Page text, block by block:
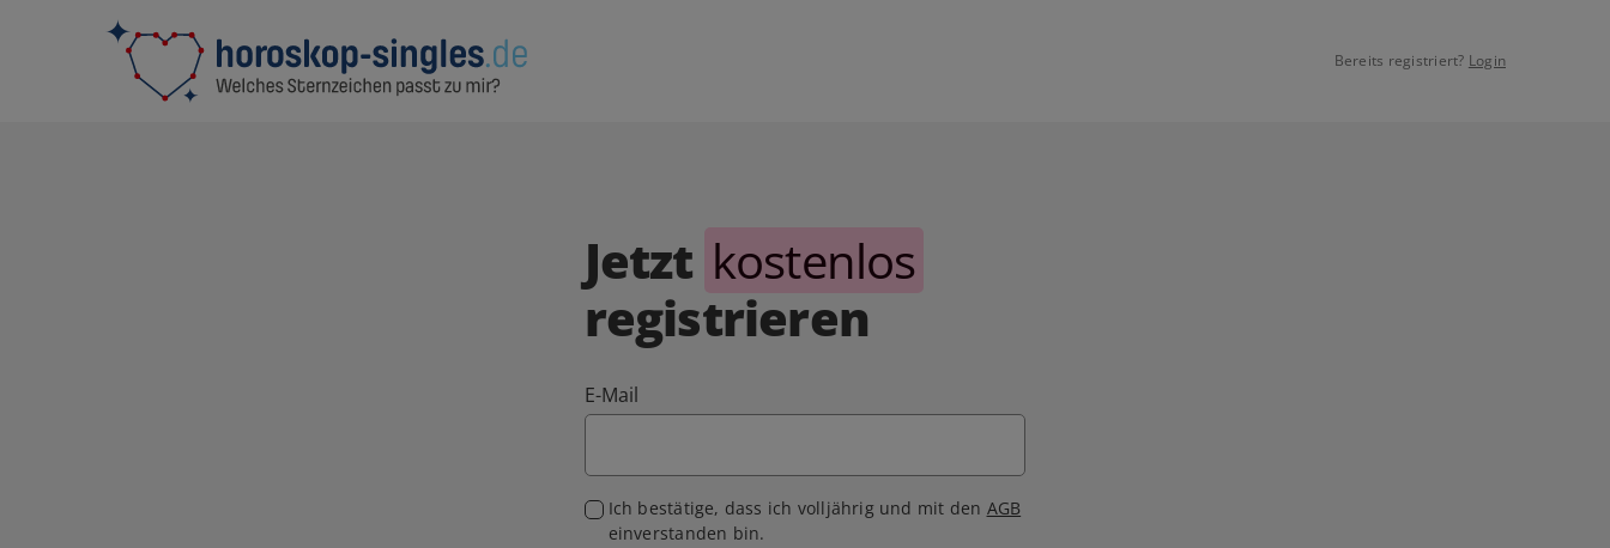
Bereits registriert? Login
Jetzt kostenlos
registrieren
E-Mail
Ich bestätige, dass ich volljährig und mit den AGB
einverstanden bin.